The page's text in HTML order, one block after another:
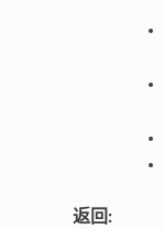
返回: